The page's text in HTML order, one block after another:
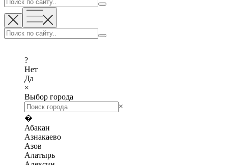
?
Нет
Да
×
Выбор города
×
�
Абакан
Азнакаево
Азов
Алатырь